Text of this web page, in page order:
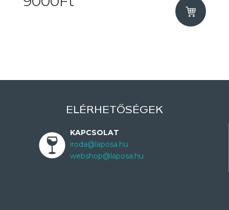
ELÉRHETŐSÉGEK
KAPCSOLAT
iroda@laposa.hu
webshop@laposa.hu